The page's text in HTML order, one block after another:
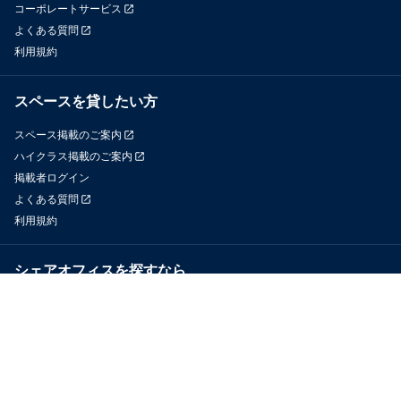
コーポレートサービス
よくある質問
利用規約
スペースを貸したい方
スペース掲載のご案内
ハイクラス掲載のご案内
掲載者ログイン
よくある質問
利用規約
シェアオフィスを探すなら